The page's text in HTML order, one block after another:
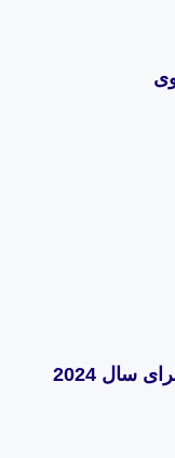
سال 2024